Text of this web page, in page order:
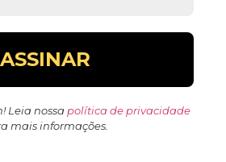
Leia nossa política de privacidade
mais informações.